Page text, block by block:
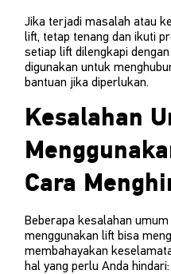
Jika terjadi masalah atau
lift, tetap tenang dan ikuti
setiap lift dilengkapi
digunakan untuk
bantuan jika diperlukan.
Kesalahan
Cara
Beberapa kesalahan
menggunakan lift bisa
membahayakan
hal yang perlu Anda hindari: